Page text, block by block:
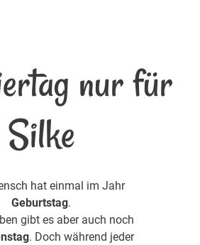
nur für
Silke
hat einmal im Jahr
Geburtstag.
gibt es aber auch noch
. Doch während jeder